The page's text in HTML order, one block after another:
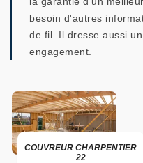
besoin d'autres
de fil. Il dresse aussi
engagement.
COUVREUR CHARPENTIER
22